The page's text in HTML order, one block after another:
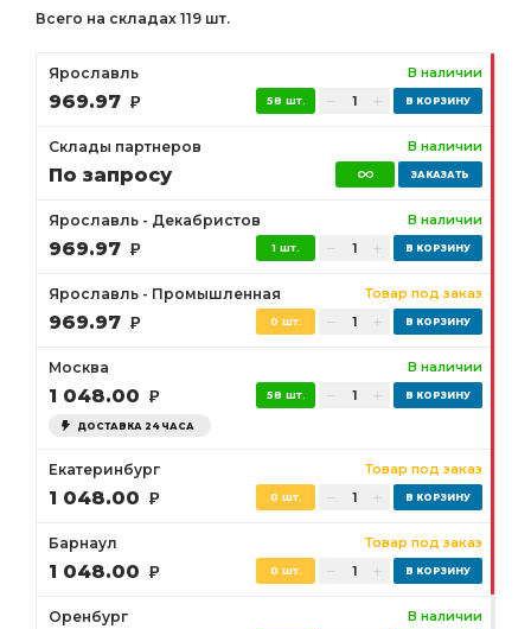
Всего на складах 119 шт.
Ярославль В наличии
969.97 Р 58 шт.
Склады партнеров В наличии
По запросу
Ярославль - Декабристов В наличии
969.97 Р 1 шт.
Ярославль - Промышленная Товар под заказ
969.97 Р 0 шт.
Москва В наличии
1 048.00 Р 58 шт.
ДОСТАВКА 24 ЧАСА
Екатеринбург Товар под заказ
1 048.00 Р 0 шт.
Барнаул Товар под заказ
1 048.00 Р 0 шт.
Оренбург В наличии